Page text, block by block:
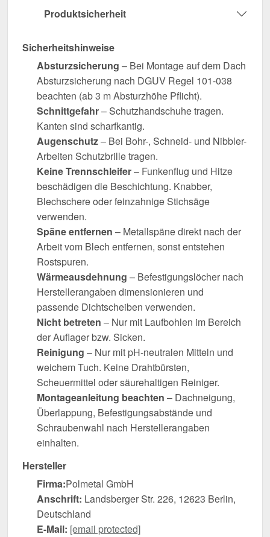
Produktsicherheit
Sicherheitshinweise
Absturzsicherung – Bei Montage auf dem Dach
Absturzsicherung nach DGUV Regel 101-038
beachten (ab 3 m Absturzhöhe Pflicht).
Schnittgefahr– Schutzhandschuhe tragen.
Kanten sind scharfkantig.
Augenschutz– Bei Bohr-, Schneid- und Nibbler-
Arbeiten Schutzbrille tragen.
Keine Trennschleifer– Funkenflug und Hitze
beschädigen die Beschichtung. Knabber,
Blechschere oder feinzahnige Stichsäge
verwenden.
Späne entfernen – Metallspäne direkt nach der
Arbeit vom Blech entfernen, sonst entstehen
Rostspuren.
Wärmeausdehnung – Befestigungslöcher nach
Herstellerangaben dimensionieren und
passende Dichtscheiben verwenden.
Nicht betreten – Nur mit Laufbohlen im Bereich
der Auflager bzw. Sicken.
Reinigung – Nur mit pH-neutralen Mitteln und
weichem Tuch. Keine Drahtbürsten,
Scheuermittel oder säurehaltigen Reiniger.
Montageanleitung beachten – Dachneigung,
Überlappung, Befestigungsabstände und
Schraubenwahl nach Herstellerangaben
einhalten.
Hersteller
Firma:Polmetal GmbH
Anschrift: Landsberger Str. 226, 12623 Berlin,
Deutschland
E-Mail: [email protected]